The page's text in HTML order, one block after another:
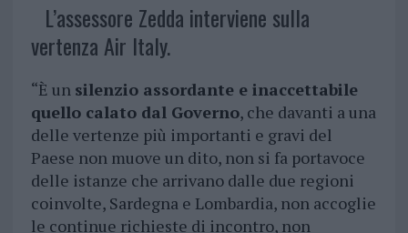
L’assessore Zedda interviene sulla
vertenza Air Italy.
“È un silenzio assordante e inaccettabile
quello calato dal Governo, che davanti a una
delle vertenze più importanti e gravi del
Paese non muove un dito, non si fa portavoce
delle istanze che arrivano dalle due regioni
coinvolte, Sardegna e Lombardia, non accoglie
le continue richieste di incontro, non